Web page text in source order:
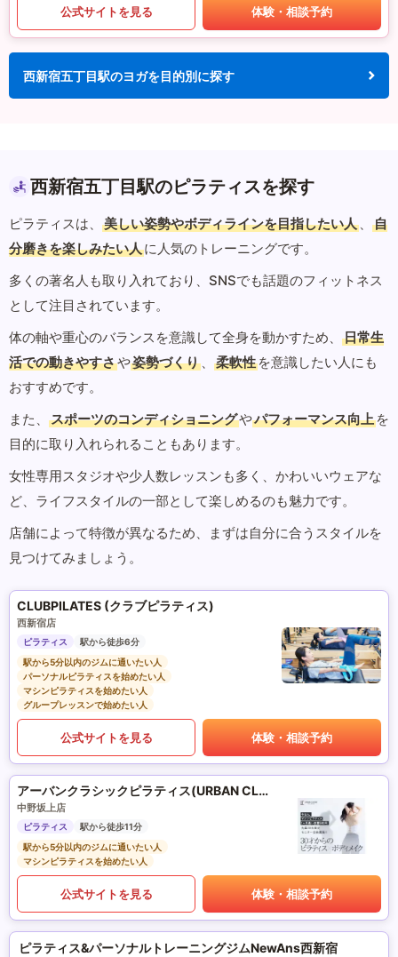
公式サイトを見る 体験・相談予約
西新宿五丁目駅のヨガを目的別に探す
西新宿五丁目駅のピラティスを探す
ピラティスは、 美しい姿勢やボディラインを目指したい人 、
自
分磨きを楽しみたい人に人気のトレーニングです。
多くの著名人も取り入れており、SNSでも話題のフィットネス
として注目されています。
体の軸や重心のバランスを意識して全身を動かすため、
日常生
活での動きやすさや姿勢づくり 、 柔軟性 を意識したい人にも
おすすめです。
また、
スポーツのコンディショニングやパフォーマンス向上 を
目的に取り入れられることもあります。
女性専用スタジオや少人数レッスンも多く、かわいいウェアな
ど、ライフスタイルの一部として楽しめるのも魅力です。
店舗によって特徴が異なるため、まずは自分に合うスタイルを
見つけてみましょう。
CLUBPILATES (クラブピラティス)
西新宿店
ピラティス
駅から徒歩6分
駅から5分以内のジムに通いたい人
パーソナルピラティスを始めたい人
マシンピラティスを始めたい人
グループレッスンで始めたい人
公式サイトを見る 体験・相談予約
アーバンクラシックピラティス(URBAN CLASSIC PILATES)
中野坂上店
ピラティス
駅から徒歩11分
駅から5分以内のジムに通いたい人
マシンピラティスを始めたい人
公式サイトを見る 体験・相談予約
ピラティス&パーソナルトレーニングジムNewAns西新宿